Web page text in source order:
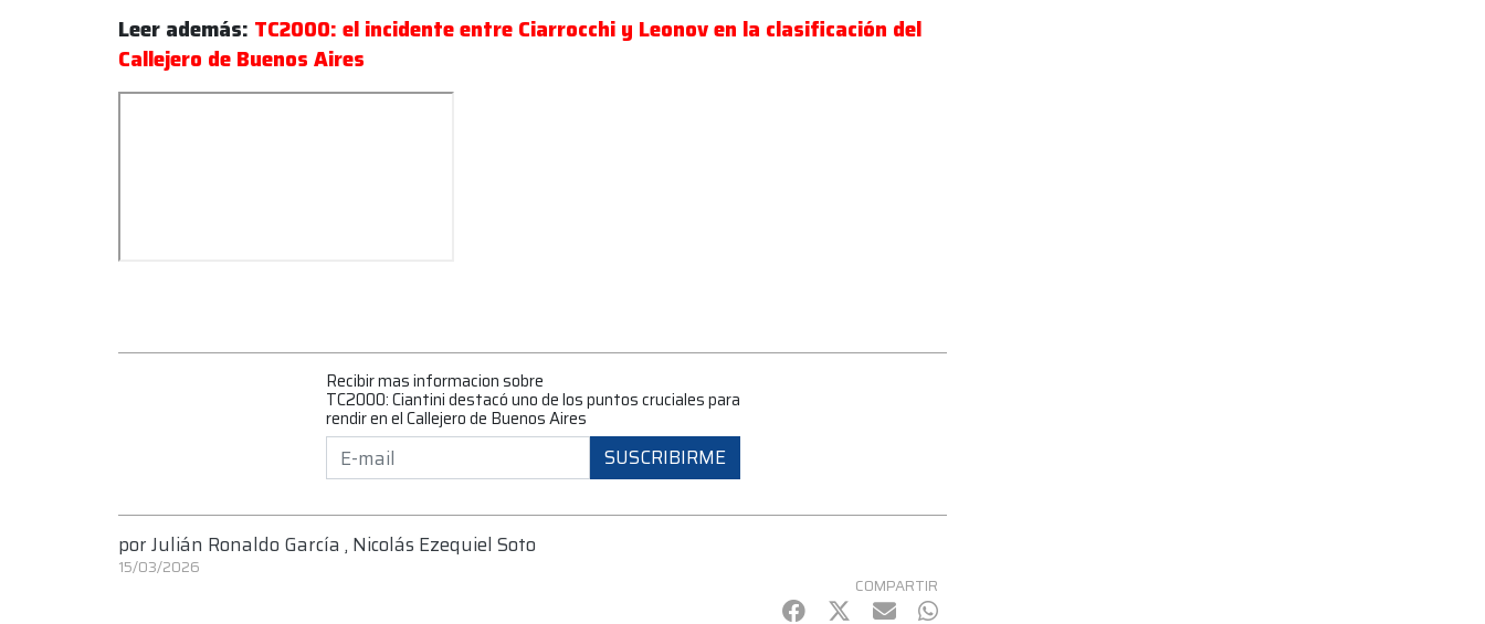
Leer además: TC2000: el incidente entre Ciarrocchi y Leonov en la clasificación del
Callejero de Buenos Aires
Recibir mas informacion sobre
TC2000: Ciantini destacó uno de los puntos cruciales para
rendir en el Callejero de Buenos Aires
SUSCRIBIRME
porJulián Ronaldo García , Nicolás Ezequiel Soto
15/03/2026
COMPARTIR
Facebook
Twitter
mail WhatsApp